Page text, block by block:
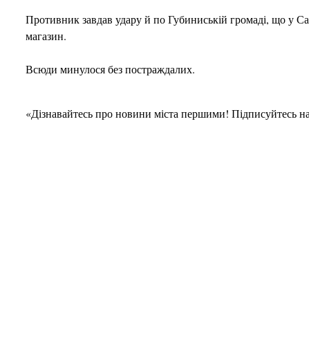
Противник завдав удару й по Губиниській громаді, що у
магазин.
Всюди минулося без постраждалих.
«Дізнавайтесь про новини міста першими! Підписуйтесь